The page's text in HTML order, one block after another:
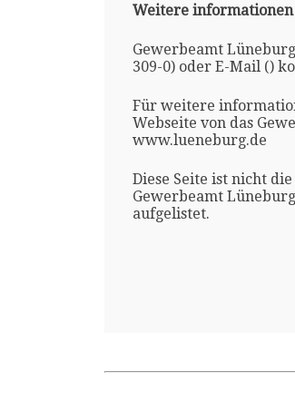
Weitere informationen
Gewerbeamt
309-0) oder E-Mail ()
Für weitere
Webseite von das
www.lueneburg.de
Diese Seite ist nicht
Gewerbeamt
aufgelistet.